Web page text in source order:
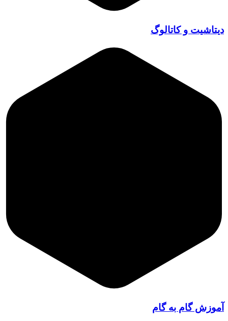
دیتاشیت و کاتالوگ
آموزش گام به گام